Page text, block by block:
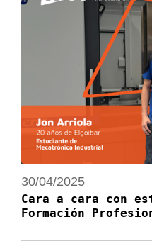
30/04/2025
Cara a cara con
Formación